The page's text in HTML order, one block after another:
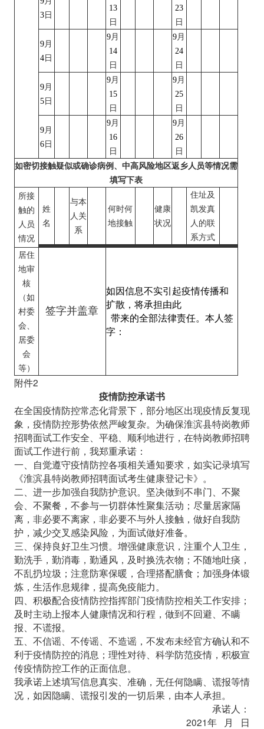
3日
13
日
23
日
9 月
4日
9 月
14
日
9 月
24
日
9 月
5日
9 月
15
日
9 月
25
日
9 月
6日
9 月
16
日
9 月
26
日
如密切接触疑似或确诊病例、中高风险地区返乡人员等情况需
填写下表
所接
触的
人员
情况
姓
名
与本
人关
系
何时何
地接触
健康
状况
住址及
凯发真
人的联
系方式
居住
地审
核
（如
村委
会、
居委
会
等）
签字并盖章
如因信息不实引起疫情传播和
扩散，将承担由此
带来的全部法律责任。本人签
字：
附件2
疫情防控承诺书
在全国疫情防控常态化背景下，部分地区出现疫情反复现
象，疫情防控形势依然严峻复杂。为确保淮滨县特岗教师
招聘面试工作安全、平稳、顺利地进行，在特岗教师招聘
面试工作进行前，我郑重承诺：
一、自觉遵守疫情防控各项相关通知要求，如实记录填写
《淮滨县特岗教师招聘面试考生健康登记卡》。
二、进一步加强自我防护意识。坚决做到不串门、不聚
会、不聚餐，不参与一切群体性聚集活动；尽量居家隔
离，非必要不离家，非必要不与外人接触，做好自我防
护，减少交叉感染风险，为面试做好准备。
三、保持良好卫生习惯。增强健康意识，注重个人卫生，
勤洗手，勤消毒，勤通风，及时换洗衣物；不随地吐痰，
不乱扔垃圾；注意防寒保暖，合理搭配膳食；加强身体锻
炼，生活作息规律，提高免疫能力。
四、积极配合疫情防控指挥部门疫情防控相关工作安排；
及时主动上报本人健康情况和行程，做到不回避、不瞒
报、不谎报。
五、不信谣、不传谣、不造谣，不发布未经官方确认和不
利于疫情防控的消息；理性对待、科学防范疫情，积极宣
传疫情防控工作的正面信息。
我承诺上述填写信息真实、准确，无任何隐瞒、谎报等情
况，如因隐瞒、谎报引发的一切后果，由本人承担。
承诺人：
2021年 月 日